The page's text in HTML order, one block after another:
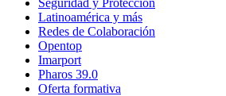
Latinoamérica y más
Redes de Colaboración
Opentop
Imarport
Pharos 39.0
Oferta formativa